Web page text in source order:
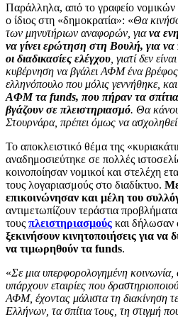
Παράλληλα, από το γραφείο
ο ίδιος στη «δημοκρατία»: «Θα
των μηνυτήριων αναφορών, γιανα
να γίνει ερώτηση στη Βουλή, για
οι διαδικασίες ελέγχου , γιατί δεν
κυβέρνηση να βγάλει ΑΦΜ ένα
ελληνόπουλο που μόλις γεννήθηκε, και
ΑΦΜ τα funds, που πήραν τα
βγάζουν σε πλειστηριασμό. Θα
Στουρνάρα, πρέπει όμως να
Το αποκλειστικό θέμα της
αναδημοσιεύτηκε σε πολλές
κοινοποίησαν νομικοί και στελέχη
τους λογαριασμούς στο διαδίκτυο.
επικοινώνησαν και μέλη του
αντιμετωπίζουν τεράστια
τους πλειστηριασμούς και δήλωσαν
ξεκινήσουν κινητοποιήσεις για να
να τιμωρηθούν τα funds.
«Σε μια υπερφορολογημένη κοινωνία,
υπάρχουν εταιρίες που
ΑΦΜ, έχοντας μάλιστα τη διακίνηση
Ελλήνων, τα σπίτια τους, τη στιγμή